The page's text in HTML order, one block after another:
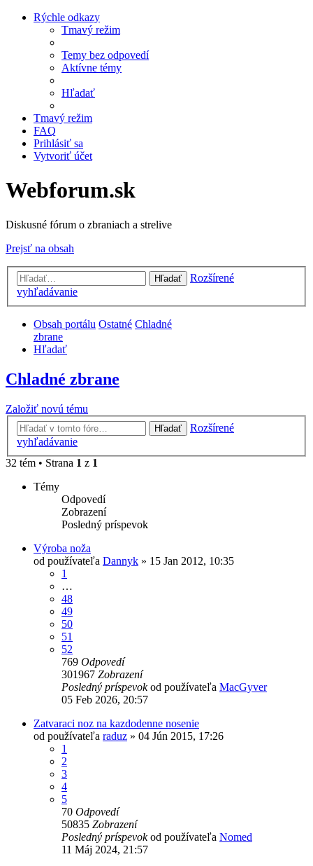
Rýchle odkazy
Tmavý režim
Temy bez odpovedí
Aktívne témy
Hľadať
Tmavý režim
FAQ
Prihlásiť sa
Vytvoriť účet
Webforum.sk
Diskusné fórum o zbraniach a strelive
Prejsť na obsah
Hľadať
Rozšírené
vyhľadávanie
Obsah portálu Ostatné Chladné
zbrane
Hľadať
Chladné zbrane
Založiť novú tému
Hľadať
Rozšírené
vyhľadávanie
32 tém • Strana 1 z 1
Témy
Odpovedí
Zobrazení
Posledný príspevok
Výroba noža
od používateľa Dannyk » 15 Jan 2012, 10:35
1
…
48
49
50
51
52
769 Odpovedí
301967 Zobrazení
Posledný príspevokod používateľa MacGyver
05 Feb 2026, 20:57
Zatvaraci noz na kazdodenne nosenie
od používateľa raduz » 04 Jún 2015, 17:26
1
2
3
4
5
70 Odpovedí
50835 Zobrazení
Posledný príspevokod používateľa Nomed
11 Máj 2024, 21:57